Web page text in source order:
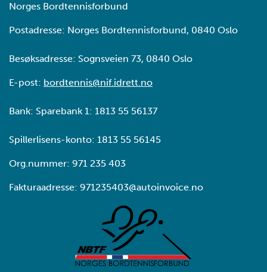
Norges Bordtennisforbund
Postadresse: Norges Bordtennisforbund, 0840 Oslo
Besøksadresse: Sognsveien 73, 0840 Oslo
E-post: bordtennis@nif.idrett.no
Bank: Sparebank 1: 1813 55 56137
Spillerlisens-konto: 1813 55 56145
Org.nummer: 971 235 403
Fakturaadresse: 971235403@autoinvoice.no